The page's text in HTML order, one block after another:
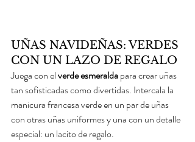
UÑAS NAVIDEÑAS: VERDES
CON UN LAZO DE REGALO
Juega con el verde esmeralda para crear uñas
tan sofisticadas como divertidas. Intercala la
manicura francesa verde en un par de uñas
con otras uñas uniformes y una con un detalle
especial: un lacito de regalo.